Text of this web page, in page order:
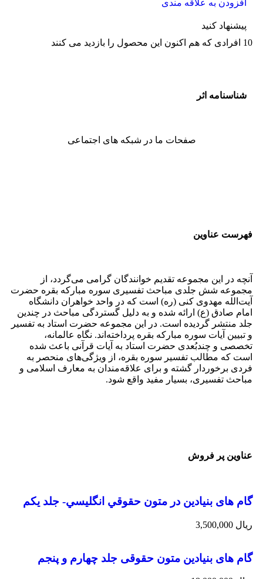
افزودن به علاقه مندی
پیشنهاد کنید
10 افرادی که هم اکنون این محصول را بازدید می کنند
فهرست عناوین
آنچه در این مجموعه تقدیم خوانندگان گرامی می‌گردد، از
مجموعه شش جلدی مباحث تفسیری سوره مبارکه بقره حضرت
آیت‌الله مهدوی کنی (ره) است که در واحد خواهران دانشگاه
امام صادق (ع) ارائه شده و به دلیل گستردگی مباحث در چندین
جلد منتشر گردیده است. در این مجموعه حضرت استاد به تفسیر
و تبیین آیات سوره مبارکه بقره پرداخته‌اند. نگاه عالمانه،
تخصصی و چندبُعدی حضرت استاد به آیات قرآنی باعث شده
است که مطالب تفسیر سوره بقره، از ویژگی‌های منحصر به
فردی برخوردار گشته و برای علاقه‌مندان به معارف اسلامی و
مباحث تفسیری، بسیار مفید واقع شود.
شناسنامه اثر
صفحات ما در شبکه های اجتماعی
عناوین پر فروش
گام های بنیادین در متون حقوقي انگليسي- جلد يكم
ریال
گام های بنیادین متون حقوقی جلد چهارم و پنجم